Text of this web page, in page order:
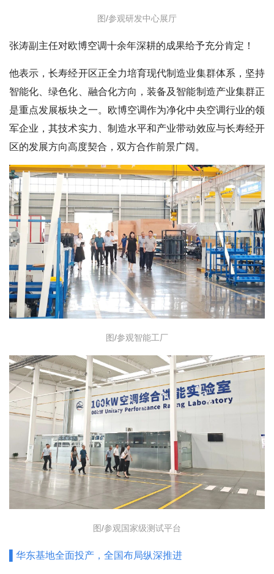
图/参观研发中心展厅
张涛副主任对欧博空调十余年深耕的成果给予充分肯定！
他表示，长寿经开区正全力培育现代制造业集群体系，坚持
智能化、绿色化、融合化方向，装备及智能制造产业集群正
是重点发展板块之一。欧博空调作为净化中央空调行业的领
军企业，其技术实力、制造水平和产业带动效应与长寿经开
区的发展方向高度契合，双方合作前景广阔。
图/参观智能工厂
图/参观国家级测试平台
▌华东基地全面投产，全国布局纵深推进